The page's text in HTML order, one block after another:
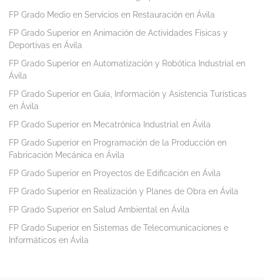
FP Grado Medio en Servicios en Restauración en Ávila
FP Grado Superior en Animación de Actividades Físicas y
Deportivas en Ávila
FP Grado Superior en Automatización y Robótica Industrial en
Ávila
FP Grado Superior en Guía, Información y Asistencia Turísticas
en Ávila
FP Grado Superior en Mecatrónica Industrial en Ávila
FP Grado Superior en Programación de la Producción en
Fabricación Mecánica en Ávila
FP Grado Superior en Proyectos de Edificación en Ávila
FP Grado Superior en Realización y Planes de Obra en Ávila
FP Grado Superior en Salud Ambiental en Ávila
FP Grado Superior en Sistemas de Telecomunicaciones e
Informáticos en Ávila